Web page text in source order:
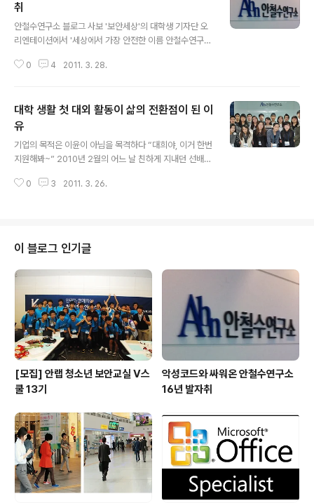
취
안철수연구소 블로그 사보 '보안세상'의 대학생 기자단 오
리엔테이션에서 '세상에서 가장 안전한 이름 안철수연구
고 생각했는데 실제 읽어보고 감동을 받았다. 많은 부분을
름'이 되었는지 바이러스를 키워드로 알아보자. 1988년 5
월 브레인 바이러스 창업자인 안철수 교수와 운명적인 브
레인 바이러스의 만남. 의대 박사 과정에 있었지만 평상시
에 기계어를 공부해둔 덕에 브레인 바이러스를 분석하고
하게 되었다. 마침내 의대 교수로 지도 학생을 받아야 할 시
0 4 2011. 3. 28.
대학 생활 첫 대외 활동이 삶의 전환점이 된 이
유
기업의 목적은 이윤이 아님을 목격하다 “대희야, 이거 한번
지원해봐~” 2010년 2월의 어느 날 친하게 지내던 선배
소에는 ‘안철수연구소 대학생 기자단 모집’이라는 글이 연
었다. 지금 돌이켜 보면 그때 지원한 것이 정말 현명한 판단
이었다는 생각이 든다. 기자단 활동을 하면서 얻은 것 중 하
나는 다양한 사람을 만나볼 수 있었다는 것이다. 부끄럽지
서 대외 활동은커녕 학교 밖 사람조차 거의 만난 적이 없었
다. 외진 곳에 자리잡..
0 3 2011. 3. 26.
이 블로그 인기글
[모집] 안랩 청소년 보안교실 V스
쿨 13기
악성코드와 싸워온 안철수연구소
16년 발자취